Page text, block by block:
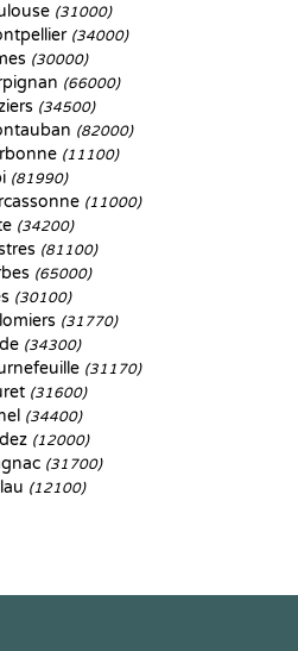
(31000)
(34000)
(30000)
(66000)
(34500)
(82000)
(11100)
(81990)
(11000)
(34200)
(81100)
(65000)
(30100)
(31770)
(34300)
(31170)
(31600)
(34400)
(12000)
(31700)
(12100)